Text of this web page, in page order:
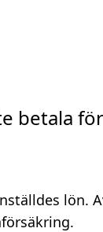
betala
lön.